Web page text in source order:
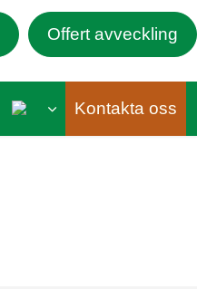
Kontakta oss
Offert avveckling